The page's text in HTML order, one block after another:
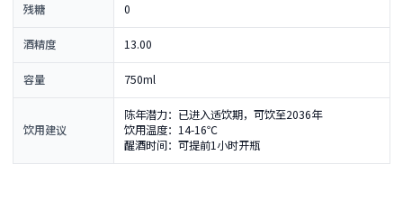
残糖 0
酒精度 13.00
容量 750ml
饮用建议
陈年潜力：已进入适饮期，可饮至2036年
饮用温度：14-16℃
醒酒时间：可提前1小时开瓶